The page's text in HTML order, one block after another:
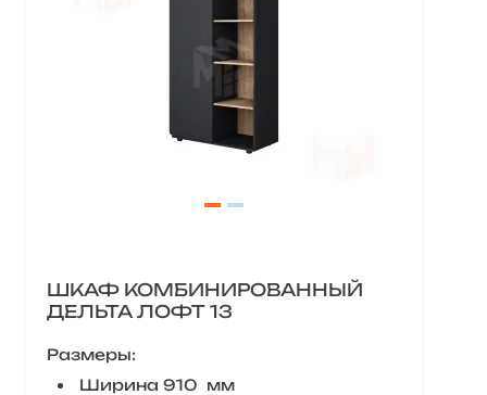
ШКАФ КОМБИНИРОВАННЫЙ
ДЕЛЬТА ЛОФТ 13
Размеры:
Ширина 910 мм